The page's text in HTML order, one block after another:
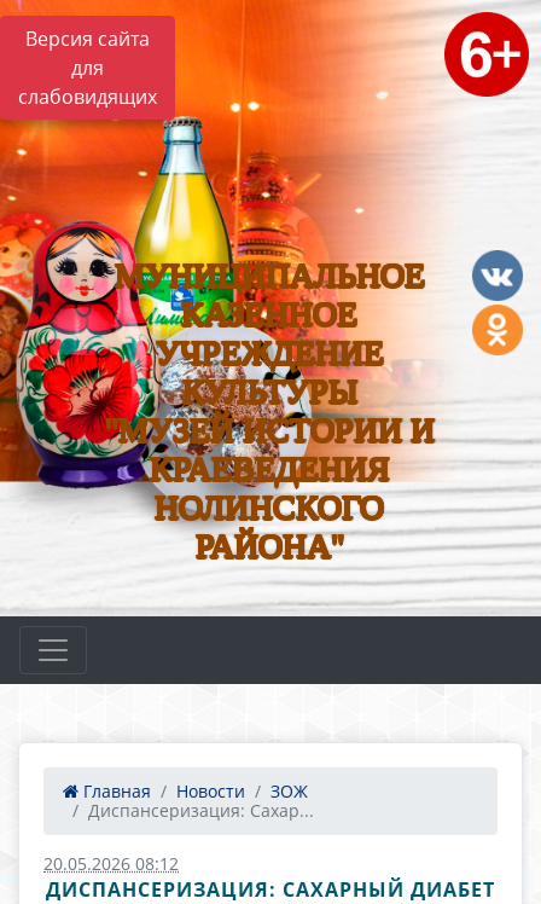
Версия сайта
для
слабовидящих
МУНИЦИПАЛЬНОЕ
КАЗЕННОЕ
УЧРЕЖДЕНИЕ
КУЛЬТУРЫ
"МУЗЕЙ ИСТОРИИ И
КРАЕВЕДЕНИЯ
НОЛИНСКОГО
РАЙОНА"
Главная Новости
ЗОЖ
Диспансеризация: Сахар...
20.05.2026 08:12
ДИСПАНСЕРИЗАЦИЯ: САХАРНЫЙ ДИАБЕТ